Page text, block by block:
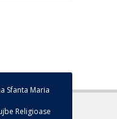
Sfanta Maria
Religioase